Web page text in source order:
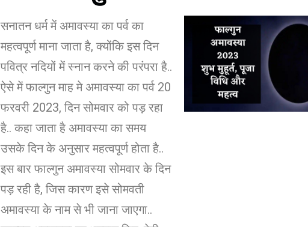
सनातन धर्म में अमावस्या का पर्व का
महत्वपूर्ण माना जाता है, क्योंकि इस दिन
पवित्र नदियों में स्नान करने की परंपरा है..
ऐसे में फाल्गुन माह मे अमावस्या का पर्व 20
फरवरी 2023, दिन सोमवार को पड़ रहा
है.. कहा जाता है अमावस्या का समय
उसके दिन के अनुसार महत्वपूर्ण होता है..
इस बार फाल्गुन अमावस्या सोमवार के दिन
पड़ रही है, जिस कारण इसे सोमवती
अमावस्या के नाम से भी जाना जाएगा..